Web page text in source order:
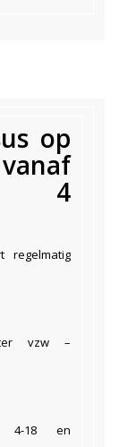
op
4
regelmatig
vzw –
4-18 en